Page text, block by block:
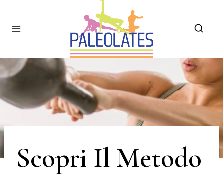
content
Scopri Il Metodo